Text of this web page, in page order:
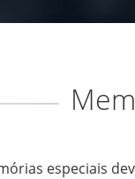
especiais